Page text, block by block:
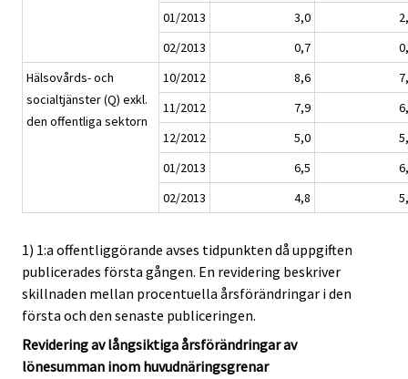
01/2013
3,0
02/2013
0,7
Hälsovårds- och
socialtjänster (Q) exkl.
den offentliga sektorn
10/2012 8,6
11/2012
7,9
12/2012
5,0
01/2013
6,5
02/2013
4,8
1) 1:a offentliggörande avses tidpunkten då uppgiften
publicerades första gången. En revidering beskriver
skillnaden mellan procentuella årsförändringar i den
första och den senaste publiceringen.
Revidering av långsiktiga årsförändringar av
lönesumman inom huvudnäringsgrenar